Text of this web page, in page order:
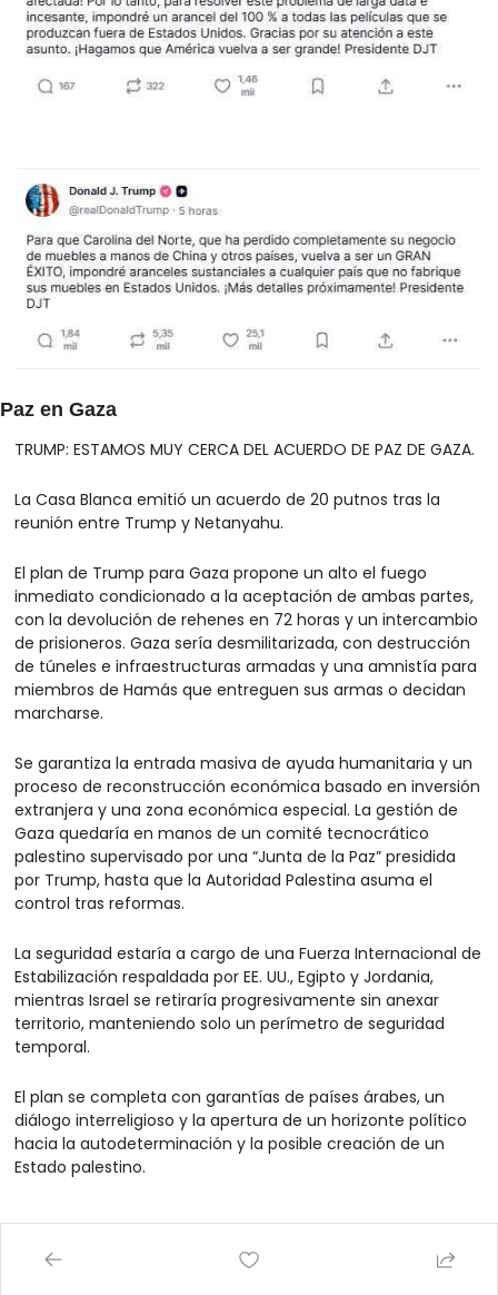
Paz en Gaza
TRUMP: ESTAMOS MUY CERCA DEL ACUERDO DE PAZ DE GAZA.
La Casa Blanca emitió un acuerdo de 20 putnos tras la
reunión entre Trump y Netanyahu.
El plan de Trump para Gaza propone un alto el fuego
inmediato condicionado a la aceptación de ambas partes,
con la devolución de rehenes en 72 horas y un intercambio
de prisioneros. Gaza sería desmilitarizada, con destrucción
de túneles e infraestructuras armadas y una amnistía para
miembros de Hamás que entreguen sus armas o decidan
marcharse.
Se garantiza la entrada masiva de ayuda humanitaria y un
proceso de reconstrucción económica basado en inversión
extranjera y una zona económica especial. La gestión de
Gaza quedaría en manos de un comité tecnocrático
palestino supervisado por una “Junta de la Paz” presidida
por Trump, hasta que la Autoridad Palestina asuma el
control tras reformas.
La seguridad estaría a cargo de una Fuerza Internacional de
Estabilización respaldada por EE. UU., Egipto y Jordania,
mientras Israel se retiraría progresivamente sin anexar
territorio, manteniendo solo un perímetro de seguridad
temporal.
El plan se completa con garantías de países árabes, un
diálogo interreligioso y la apertura de un horizonte político
hacia la autodeterminación y la posible creación de un
Estado palestino.